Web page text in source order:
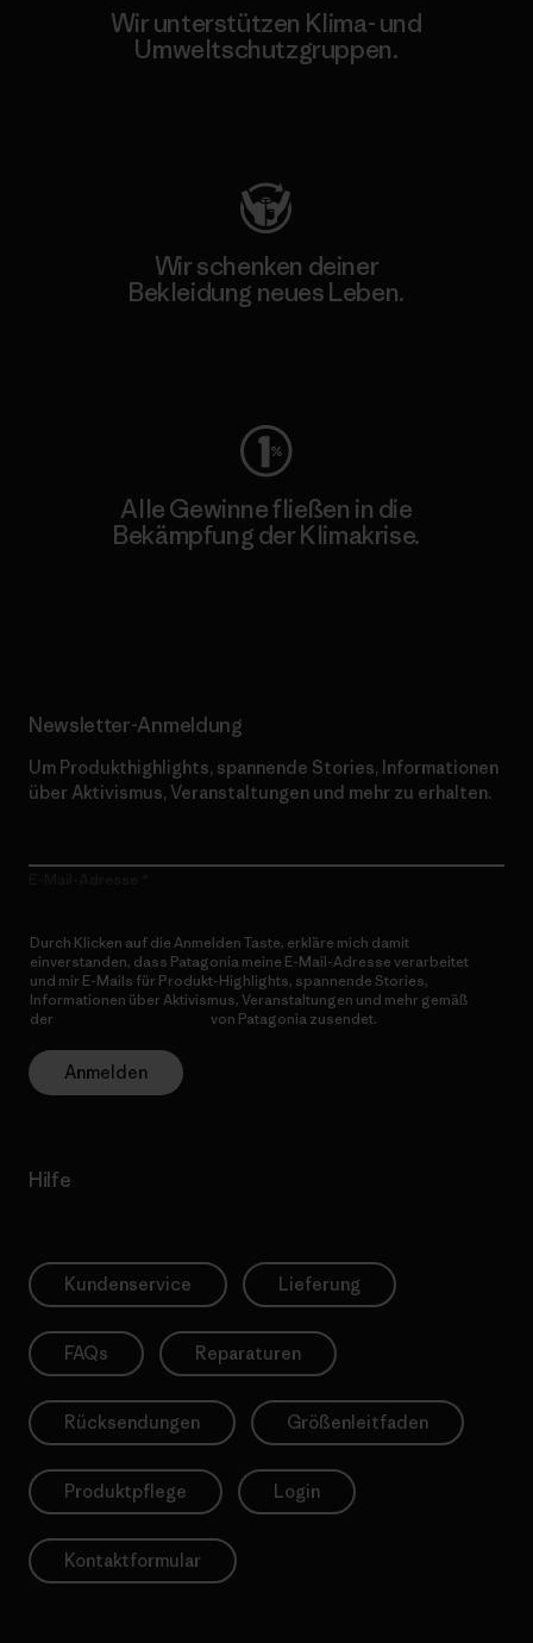
Wir unterstützen Klima- und
Umweltschutzgruppen.
Wir schenken deiner
Bekleidung neues Leben.
Alle Gewinne fließen in die
Bekämpfung der Klimakrise.
Newsletter-Anmeldung
Um Produkthighlights, spannende Stories, Informationen
über Aktivismus, Veranstaltungen und mehr zu erhalten.
Durch Klicken auf die Anmelden Taste, erkläre mich damit
einverstanden, dass Patagonia meine E-Mail-Adresse verarbeitet
und mir E-Mails für Produkt-Highlights, spannende Stories,
Informationen über Aktivismus, Veranstaltungen und mehr gemäß
der
von Patagonia zusendet.
Anmelden
Hilfe
Kundenservice Lieferung
FAQs Reparaturen
Rücksendungen Größenleitfaden
Produktpflege Login
Kontaktformular